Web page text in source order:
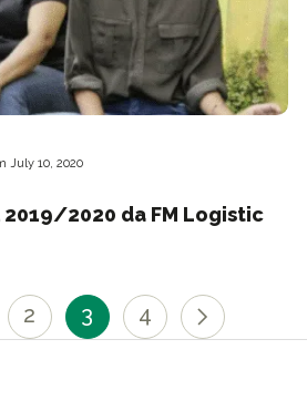
July 10, 2020
2020 da FM Logistic
2 3 4